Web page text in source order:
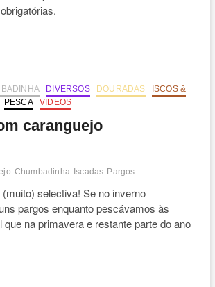
DIVERSOS DOURADAS
ISCOS &
PESCA VIDEOS
caranguejo
Chumbadinha Iscadas Pargos
selectiva! Se no inverno
pargos enquanto pescávamos às
que na primavera e restante parte do ano